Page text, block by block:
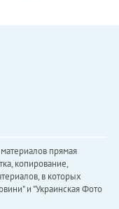
прямая
копирование,
в которых
и "Украинская Фото